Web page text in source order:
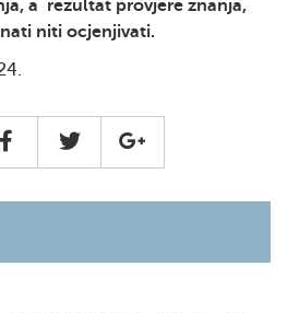
a rezultat provjere znanja,
niti ocjenjivati.